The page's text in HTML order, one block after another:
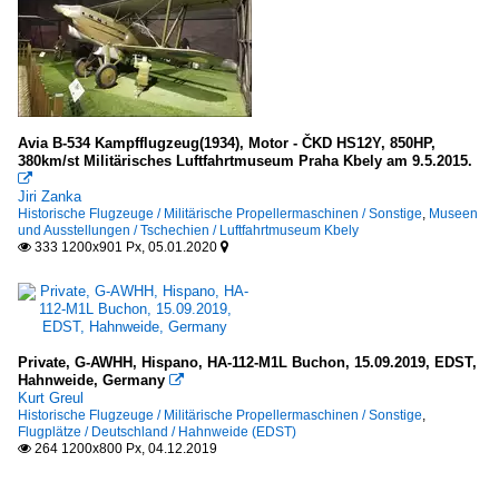
Avia B-534 Kampfflugzeug(1934), Motor - ČKD HS12Y, 850HP,
380km/st Militärisches Luftfahrtmuseum Praha Kbely am 9.5.2015.

Jiri Zanka
Historische Flugzeuge / Militärische Propellermaschinen / Sonstige, Museen
und Ausstellungen / Tschechien / Luftfahrtmuseum Kbely
 333 1200x901 Px, 05.01.2020 
Private, G-AWHH, Hispano, HA-112-M1L Buchon, 15.09.2019, EDST,
Hahnweide, Germany 
Kurt Greul
Historische Flugzeuge / Militärische Propellermaschinen / Sonstige,
Flugplätze / Deutschland / Hahnweide (EDST)
 264 1200x800 Px, 04.12.2019